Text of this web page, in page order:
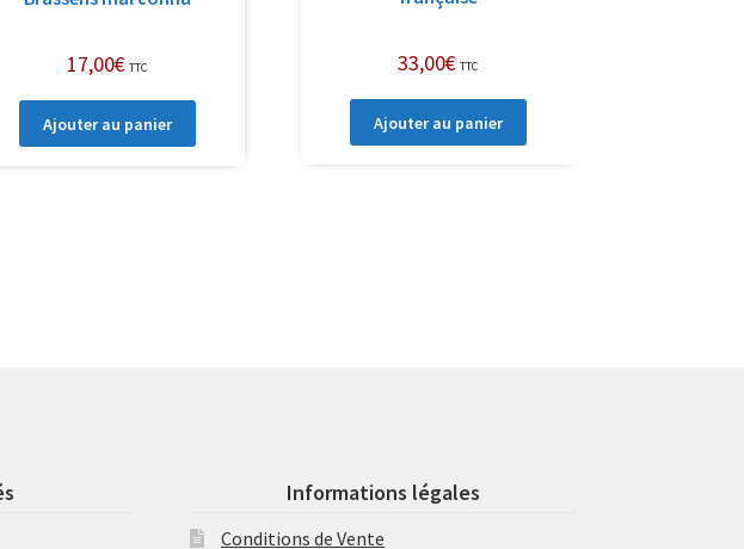
17,00€ TTC
Ajouter au panier
33,00€ TTC
Ajouter au panier
Informations légales
Conditions de Vente